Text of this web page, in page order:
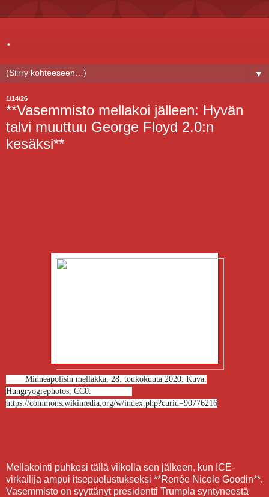
.
▼
1/14/26
**Vasemmisto mellakoi jälleen: Hyvän
talvi muuttuu George Floyd 2.0:n
kesäksi**
Minneapolisin mellakka, 28. toukokuuta 2020. Kuva:
Hungryogrephotos, CC0.
https://commons.wikimedia.org/w/index.php?curid=90776216
Mellakointi puhkesi tällä viikolla sen jälkeen, kun ICE-
virkailija ampui itsepuolustukseksi **Renée Nicole Goodin**.
Vasemmisto on syyttänyt presidentti Trumpia syntyneestä